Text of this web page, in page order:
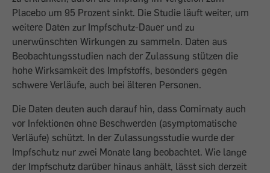
Placebo um 95 Prozent sinkt. Die Studie läuft weiter, um
weitere Daten zur Impfschutz-Dauer und zu
unerwünschten Wirkungen zu sammeln. Daten aus
Beobachtungsstudien nach der Zulassung stützen die
hohe Wirksamkeit des Impfstoffs, besonders gegen
schwere Verläufe, auch bei älteren Personen.
Die Daten deuten auch darauf hin, dass Comirnaty auch
vor Infektionen ohne Beschwerden (asymptomatische
Verläufe) schützt. In der Zulassungsstudie wurde der
Impfschutz nur zwei Monate lang beobachtet. Wie lange
der Impfschutz darüber hinaus anhält, lässt sich derzeit